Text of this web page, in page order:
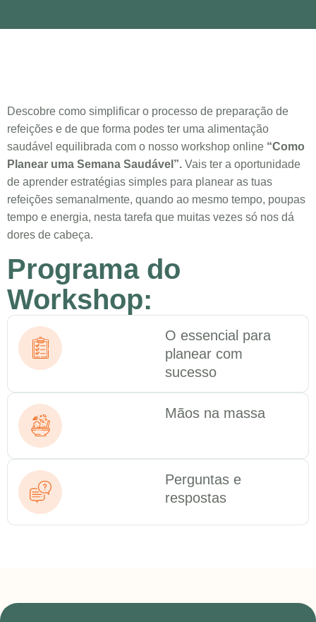
Descobre como simplificar o processo de preparação de
refeições e de que forma podes ter uma alimentação
saudável equilibrada com o nosso workshop online “Como
Planear uma Semana Saudável”. Vais ter a oportunidade
de aprender estratégias simples para planear as tuas
refeições semanalmente, quando ao mesmo tempo, poupas
tempo e energia, nesta tarefa que muitas vezes só nos dá
dores de cabeça.
Programa do
Workshop:
O essencial para
planear com
sucesso
Mãos na massa
Perguntas e
respostas